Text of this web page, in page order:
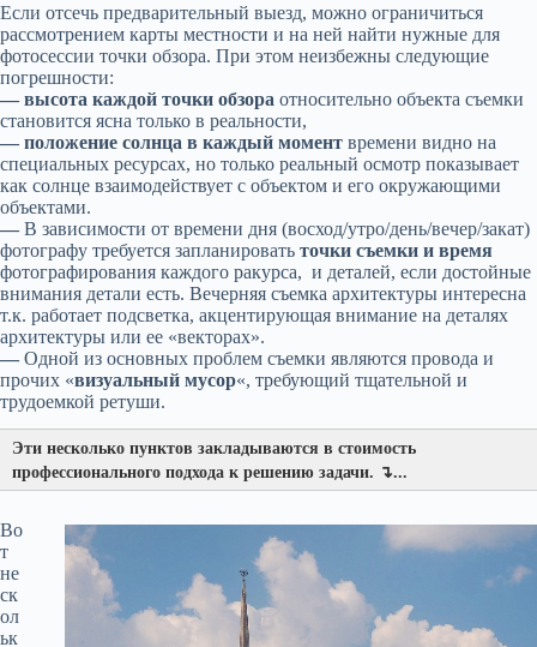
Если отсечь предварительный выезд, можно ограничиться
рассмотрением карты местности и на ней найти нужные для
фотосессии точки обзора. При этом неизбежны следующие
погрешности:
— высота каждой точки обзора относительно объекта съемки
становится ясна только в реальности,
— положение солнца в каждый момент времени видно на
специальных ресурсах, но только реальный осмотр показывает
как солнце взаимодействует с объектом и его окружающими
объектами.
— В зависимости от времени дня (восход/утро/день/вечер/закат)
фотографу требуется запланировать точки съемки и время
фотографирования каждого ракурса, и деталей, если достойные
внимания детали есть. Вечерняя съемка архитектуры интересна
т.к. работает подсветка, акцентирующая внимание на деталях
архитектуры или ее «векторах».
— Одной из основных проблем съемки являются провода и
прочих «визуальный мусор«, требующий тщательной и
трудоемкой ретуши.
Эти несколько пунктов закладываются в стоимость
профессионального подхода к решению задачи. ↴...
Во
т
не
ск
ол
ьк